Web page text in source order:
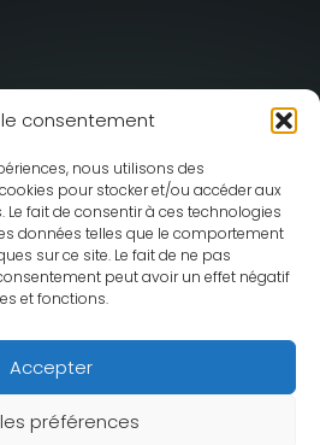
consentement
nous utilisons des
pour stocker et/ou accéder aux
fait de consentir à ces technologies
données telles que le comportement
sur ce site. Le fait de ne pas
peut avoir un effet négatif
et fonctions.
Accepter
préférences
Galerie ©
: Mediweb
)
Deutsch